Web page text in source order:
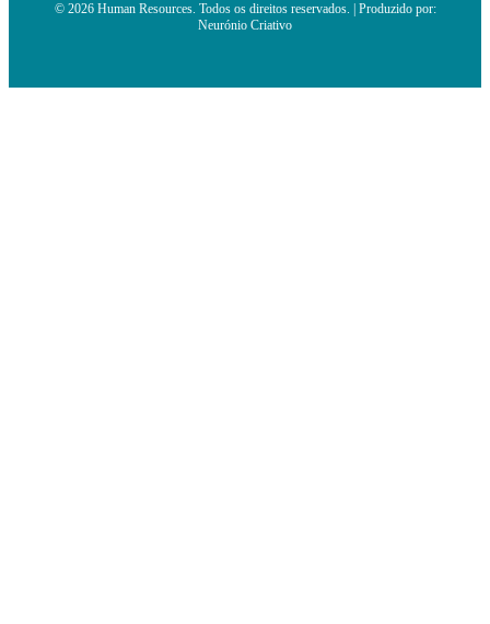
© 2026 Human Resources. Todos os direitos reservados. | Produzido por:
Neurónio Criativo